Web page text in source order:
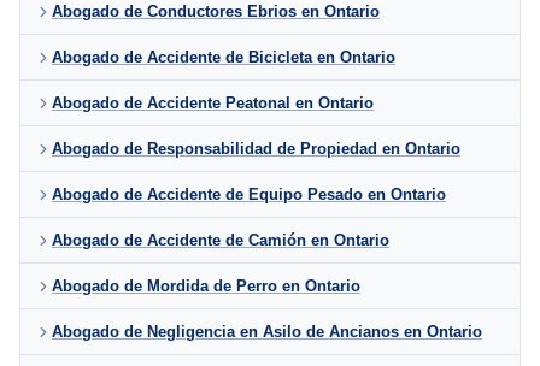
Abogado de Conductores Ebrios en Ontario
Abogado de Accidente de Bicicleta en Ontario
Abogado de Accidente Peatonal en Ontario
Abogado de Responsabilidad de Propiedad en Ontario
Abogado de Accidente de Equipo Pesado en Ontario
Abogado de Accidente de Camión en Ontario
Abogado de Mordida de Perro en Ontario
Abogado de Negligencia en Asilo de Ancianos en Ontario